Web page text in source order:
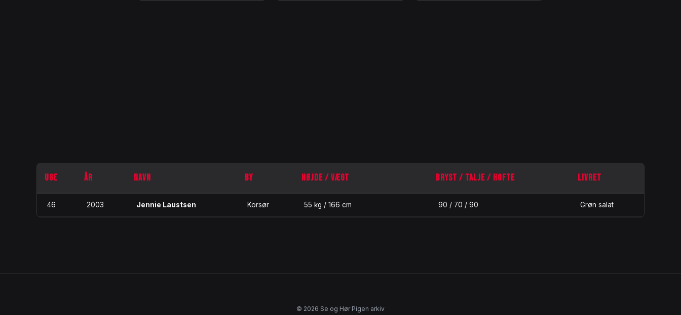
UGE ÅR NAVN BY HØJDE / VÆGT BRYST / TALJE / HOFTE LIVRET
46 2003 Jennie Laustsen Korsør 55 kg / 166 cm 90 / 70 / 90 Grøn salat
© 2026 Se og Hør Pigen arkiv